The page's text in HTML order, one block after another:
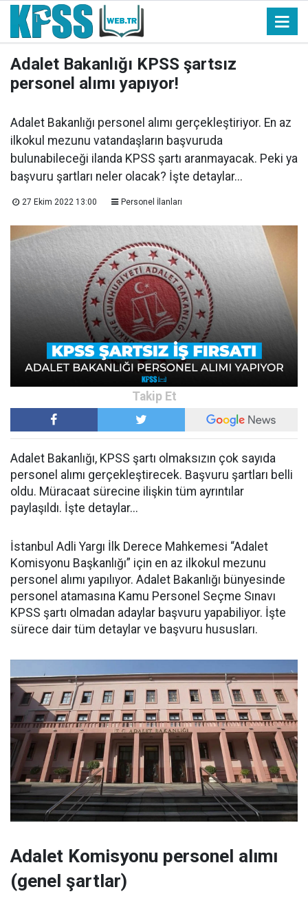
Adalet Bakanlığı KPSS şartsız
personel alımı yapıyor!
Adalet Bakanlığı personel alımı gerçekleştiriyor. En az
ilkokul mezunu vatandaşların başvuruda
bulunabileceği ilanda KPSS şartı aranmayacak. Peki ya
başvuru şartları neler olacak? İşte detaylar...
27 Ekim 2022 13:00 Personel İlanları
Adalet Bakanlığı, KPSS şartı olmaksızın çok sayıda
personel alımı gerçekleştirecek. Başvuru şartları belli
oldu. Müracaat sürecine ilişkin tüm ayrıntılar
paylaşıldı. İşte detaylar...
İstanbul Adli Yargı İlk Derece Mahkemesi “Adalet
Komisyonu Başkanlığı” için en az ilkokul mezunu
personel alımı yapılıyor. Adalet Bakanlığı bünyesinde
personel atamasına Kamu Personel Seçme Sınavı
KPSS şartı olmadan adaylar başvuru yapabiliyor. İşte
sürece dair tüm detaylar ve başvuru hususları.
Adalet Komisyonu personel alımı
(genel şartlar)